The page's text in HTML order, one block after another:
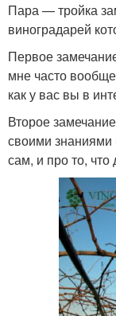
Пара — тройка
виноградарей
Первое
мне часто
как у вас вы в
Второе
своими
сам, и про то, что